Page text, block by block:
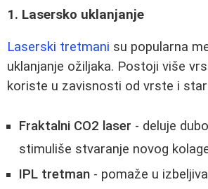
1. Lasersko uklanjanje
Laserski tretmani su popularna
uklanjanje ožiljaka. Postoji više
koriste u zavisnosti od vrste i
Fraktalni CO2 laser - deluje
stimuliše stvaranje novog
IPL tretman - pomaže u